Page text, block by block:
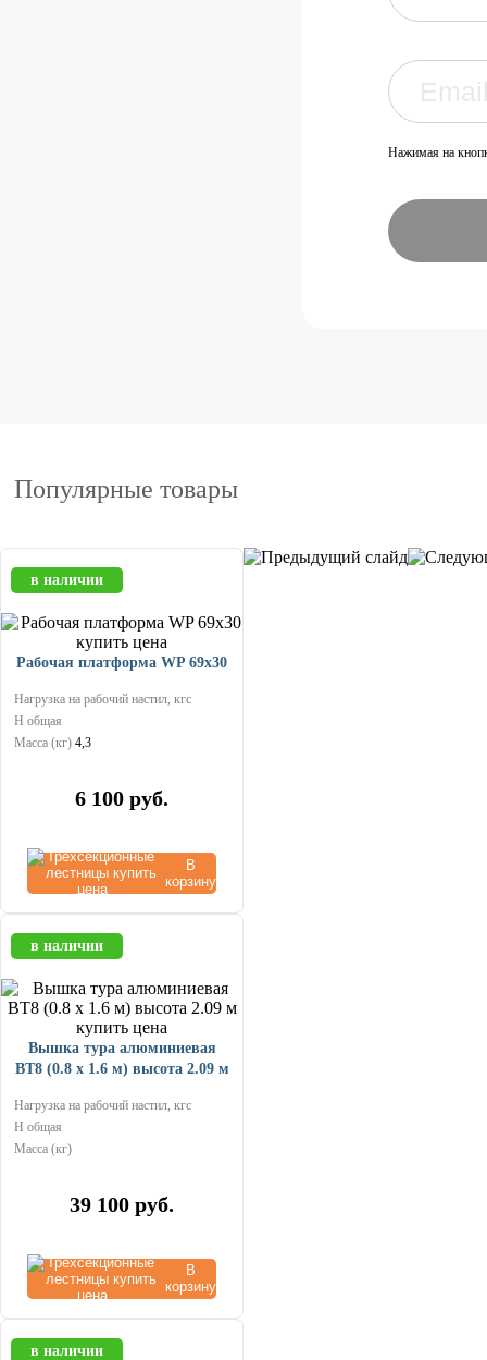
Нажимая на
Популярные товары
в наличии
Рабочая платформа WP 69x30
Нагрузка на рабочий настил, кгс
Н общая
Масса (кг) 4,3
6 100 руб.
В
корзину
в наличии
Вышка тура алюминиевая
ВТ8 (0.8 х 1.6 м) высота 2.09 м
Нагрузка на рабочий настил, кгс
Н общая
Масса (кг)
39 100 руб.
В
корзину
в наличии